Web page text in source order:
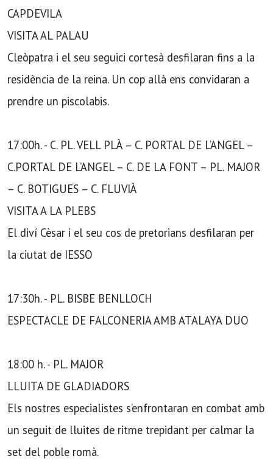
CAPDEVILA
VISITA AL PALAU
Cleòpatra i el seu seguici cortesà desfilaran fins a la
residència de la reina. Un cop allà ens convidaran a
prendre un piscolabis.
17:00h. - C. PL. VELL PLÀ – C. PORTAL DE L’ANGEL –
C.PORTAL DE L’ANGEL – C. DE LA FONT – PL. MAJOR
– C. BOTIGUES – C. FLUVIÀ
VISITA A LA PLEBS
El diví Cèsar i el seu cos de pretorians desfilaran per
la ciutat de IESSO
17:30h. - PL. BISBE BENLLOCH
ESPECTACLE DE FALCONERIA AMB ATALAYA DUO
18:00 h. - PL. MAJOR
LLUITA DE GLADIADORS
Els nostres especialistes s’enfrontaran en combat amb
un seguit de lluites de ritme trepidant per calmar la
set del poble romà.